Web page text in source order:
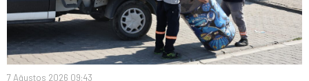
7 Ağustos 2026 09:43